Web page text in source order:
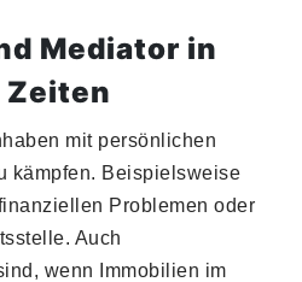
Mediator in
mit persönlichen
kämpfen. Beispielsweise
Problemen oder
Auch
wenn Immobilien im